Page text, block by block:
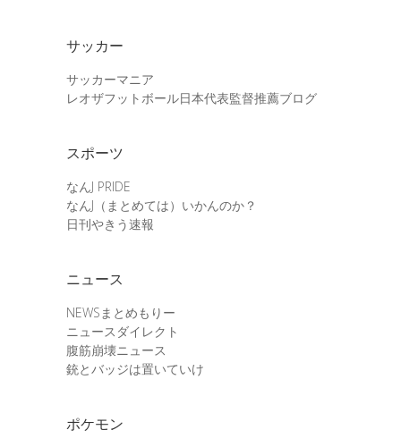
サッカー
サッカーマニア
レオザフットボール日本代表監督推薦ブログ
スポーツ
なんJ PRIDE
なんJ（まとめては）いかんのか？
日刊やきう速報
ニュース
NEWSまとめもりー
ニュースダイレクト
腹筋崩壊ニュース
銃とバッジは置いていけ
ポケモン